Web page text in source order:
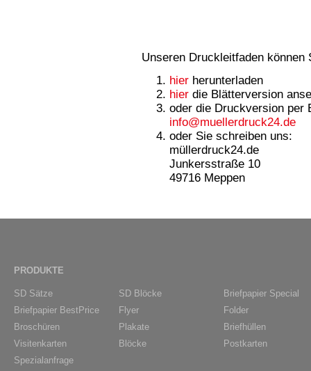
Unseren Druckleitfaden können
hier herunterladen
hier die Blätterversion
oder die Druckversion per
info@muellerdruck24.de
oder Sie schreiben uns:
müllerdruck24.de
Junkersstraße 10
49716 Meppen
PRODUKTE
SD Sätze SD Blöcke
Briefpapier Special
Briefpapier BestPrice
Flyer
Folder
Broschüren
Plakate
Briefhüllen
Visitenkarten
Blöcke
Postkarten
Spezialanfrage